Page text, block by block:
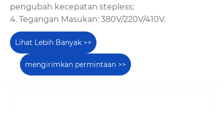
pengubah kecepatan stepless;
4. Tegangan Masukan: 380V/220V/410V.
Lihat Lebih Banyak >>
mengirimkan permintaan >>